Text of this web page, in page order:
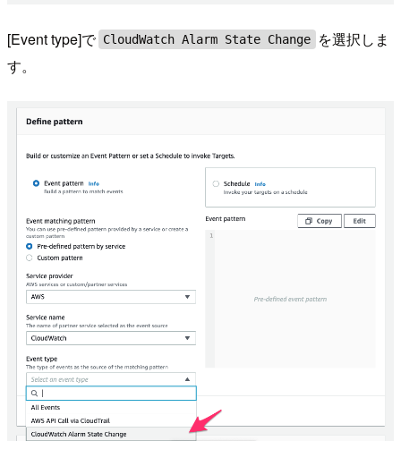
[Event type]で CloudWatch Alarm State Change
を選択しま
す。